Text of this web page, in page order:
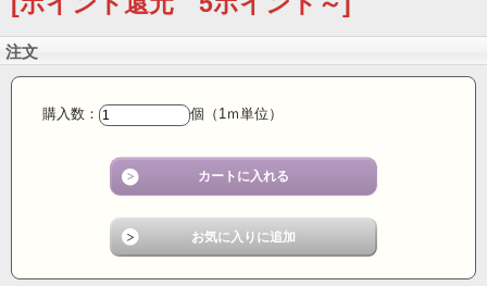
注文
購入数： 個（1ｍ単位）